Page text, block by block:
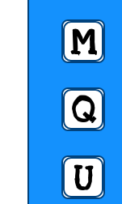
M
Q
U